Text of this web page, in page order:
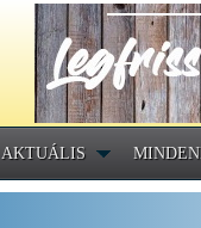
AKTUÁLIS